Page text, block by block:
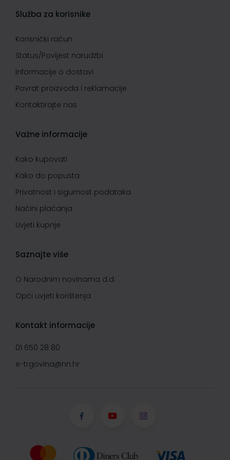
Služba za korisnike
Korisnički račun
Status/Povijest narudžbi
Informacije o dostavi
Povrat proizvoda i reklamacije
Kontaktirajte nas
Važne informacije
Kako kupovati
Kako do popusta
Privatnost i sigurnost podataka
Načini plaćanja
Uvjeti kupnje
Saznajte više
O Narodnim novinama d.d.
Opći uvjeti korištenja
Kontakt informacije
01 650 28 80
e-trgovina@nn.hr